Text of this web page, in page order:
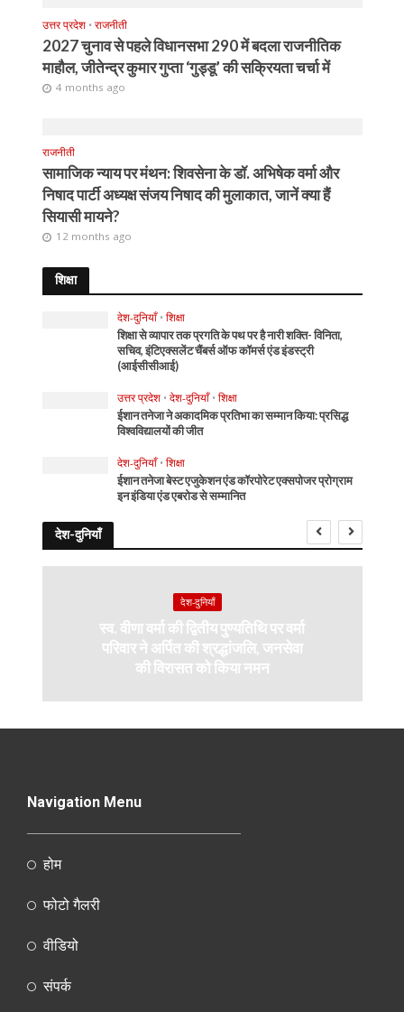
उत्तर प्रदेश • राजनीती
2027 चुनाव से पहले विधानसभा 290 में बदला राजनीतिक
माहौल, जीतेन्द्र कुमार गुप्ता ‘गुड्डू’ की सक्रियता चर्चा में
4 months ago
राजनीती
सामाजिक न्याय पर मंथन: शिवसेना के डॉ. अभिषेक वर्मा और
निषाद पार्टी अध्यक्ष संजय निषाद की मुलाकात, जानें क्या हैं
सियासी मायने?
12 months ago
शिक्षा
देश-दुनियाँ • शिक्षा
शिक्षा से व्यापार तक प्रगति के पथ पर है नारी शक्ति- विनिता,
सचिव, इंटिएक्सलेंट चैंबर्स ऑफ कॉमर्स एंड इंडस्ट्री
(आईसीसीआई)
उत्तर प्रदेश • देश-दुनियाँ • शिक्षा
ईशान तनेजा ने अकादमिक प्रतिभा का सम्मान किया: प्रसिद्ध
विश्वविद्यालयों की जीत
देश-दुनियाँ • शिक्षा
ईशान तनेजा बेस्ट एजुकेशन एंड कॉरपोरेट एक्सपोजर प्रोग्राम
इन इंडिया एंड एबरोड से सम्मानित
देश-दुनियाँ
देश-दुनियाँ
स्व. वीणा वर्मा की द्वितीय पुण्यतिथि पर वर्मा
परिवार ने अर्पित की श्रद्धांजलि, जनसेवा
की विरासत को किया नमन
Navigation Menu
होम
फोटो गैलरी
वीडियो
संपर्क